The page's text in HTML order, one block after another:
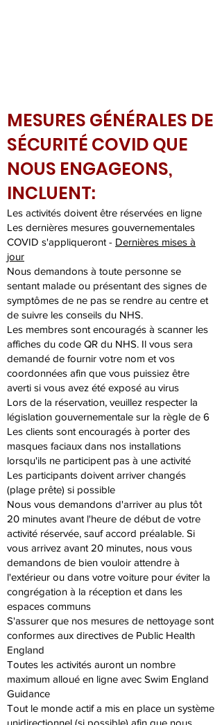
MESURES GÉNÉRALES DE
SÉCURITÉ COVID QUE
NOUS ENGAGEONS,
INCLUENT:
Les activités doivent être réservées en ligne
Les dernières mesures gouvernementales
COVID s'appliqueront - Dernières mises à
jour
Nous demandons à toute personne se
sentant malade ou présentant des signes de
symptômes de ne pas se rendre au centre et
de suivre les conseils du NHS.
Les membres sont encouragés à scanner les
affiches du code QR du NHS. Il vous sera
demandé de fournir votre nom et vos
coordonnées afin que vous puissiez être
averti si vous avez été exposé au virus
Lors de la réservation, veuillez respecter la
législation gouvernementale sur la règle de 6
Les clients sont encouragés à porter des
masques faciaux dans nos installations
lorsqu'ils ne participent pas à une activité
Les participants doivent arriver changés
(plage prête) si possible
Nous vous demandons d'arriver au plus tôt
20 minutes avant l'heure de début de votre
activité réservée, sauf accord préalable. Si
vous arrivez avant 20 minutes, nous vous
demandons de bien vouloir attendre à
l'extérieur ou dans votre voiture pour éviter la
congrégation à la réception et dans les
espaces communs
S'assurer que nos mesures de nettoyage sont
conformes aux directives de Public Health
England
Toutes les activités auront un nombre
maximum alloué en ligne avec Swim England
Guidance
Tout le monde actif a mis en place un système
unidirectionnel (si possible) afin que nous